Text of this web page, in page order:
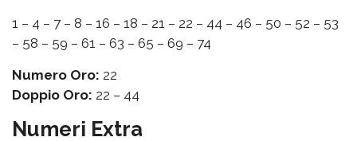
1 – 4 – 7 – 8 – 16 – 18 – 21 – 22 – 44 – 46 – 50 – 52 – 53
– 58 – 59 – 61 – 63 – 65 – 69 – 74
Numero Oro: 22
Doppio Oro: 22 – 44
Numeri Extra